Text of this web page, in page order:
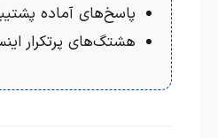
پاسخ‌های آماده
هشتگ‌های پرتکرار